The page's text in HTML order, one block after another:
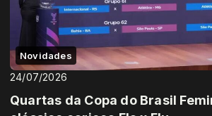
Novidades
24/07/2026
Quartas da Copa do Brasil